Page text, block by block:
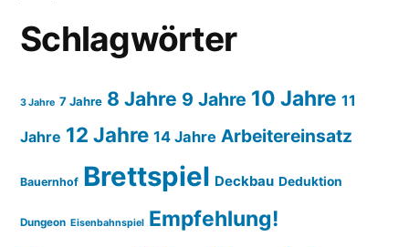
Schlagwörter
3 Jahre 7 Jahre 8 Jahre 9 Jahre 10 Jahre 11
Jahre 12 Jahre 14 Jahre Arbeitereinsatz
Bauernhof Brettspiel Deckbau Deduktion
Dungeon Eisenbahnspiel Empfehlung!